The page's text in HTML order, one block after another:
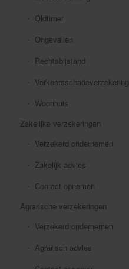
Oldtimer
Ongevallen
Rechtsbijstand
Verkeersschadeverzekering
Woonhuis
Zakelijke verzekeringen
Verzekerd ondernemen
Zakelijk advies
Contact opnemen
Agrarische verzekeringen
Verzekerd ondernemen
Agrarisch advies